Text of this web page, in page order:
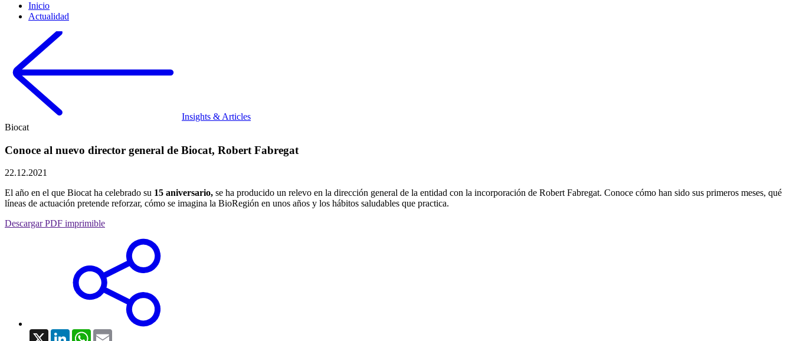
Inicio
Actualidad
Insights & Articles
Biocat
Conoce al nuevo director general de Biocat, Robert Fabregat
22.12.2021
El año en el que Biocat ha celebrado su 15 aniversario, se ha producido un relevo en la dirección general de la entidad con la incorporación de Robert Fabregat. Conoce cómo han sido sus primeros meses, qué
líneas de actuación pretende reforzar, cómo se imagina la BioRegión en unos años y los hábitos saludables que practica.
Descargar PDF imprimible
X LinkedInWhatsApp